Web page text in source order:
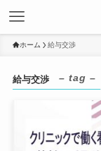
ホーム 給与交渉
給与交渉 – tag –